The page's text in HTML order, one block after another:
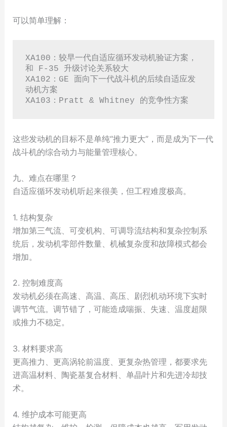
可以简单理解：
XA100：较早一代自适应循环发动机验证方案，
和 F-35 升级讨论关系较大
XA102：GE 面向下一代战斗机的后续自适应发
动机方案
这些发动机的目标不是单纯“推力更大”，而是成为下一代
战斗机的综合动力与能量管理核心。
九、难点在哪里？
自适应循环发动机听起来很美，但工程难度极高。
1. 结构复杂
增加第三气流、可变机构、可调导流结构和复杂控制系
统后，发动机零部件数量、机械复杂度和故障模式都会
增加。
2. 控制难度高
发动机必须在高速、高温、高压、剧烈机动环境下实时
调节气流。调节错了，可能造成喘振、失速、温度超限
或推力不稳定。
3. 材料要求高
更高推力、更高涡轮前温度、更复杂热管理，都要求先
进高温材料、陶瓷基复合材料、单晶叶片和先进冷却技
术。
4. 维护成本可能更高